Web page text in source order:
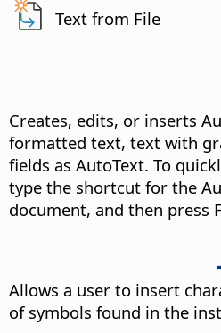
Text from File
Creates, edits, or inserts
formatted text, text with
fields as AutoText. To
type the shortcut for the
document, and then press
Allows a user to insert
of symbols found in the